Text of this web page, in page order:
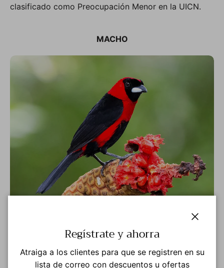
clasificado como Preocupación Menor en la UICN.
MACHO
Foto: © Renato Espinosa eBird S50352830 Biblioteca
HEMBRA
Regístrate y ahorra
Atraiga a los clientes para que se registren en su
lista de correo con descuentos u ofertas